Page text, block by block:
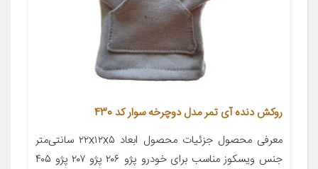
روکش دنده آی تمر مدل دوچرخه سوار کد 430
معرفی محصول جزئیات محصول ابعاد ۲۲x۱۲x۵ سانتی‌متر
جنس ویسکوز مناسب برای خودرو پژو ۲۰۶ پژو ۲۰۷ پژو ۴۰۵